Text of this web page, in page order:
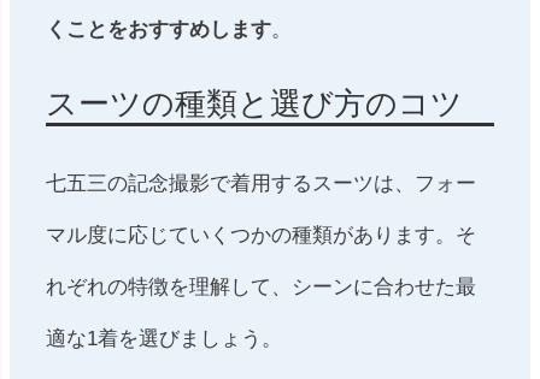
くことをおすすめします。
スーツの種類と選び方のコツ
七五三の記念撮影で着用するスーツは、フォー
マル度に応じていくつかの種類があります。そ
れぞれの特徴を理解して、シーンに合わせた最
適な1着を選びましょう。